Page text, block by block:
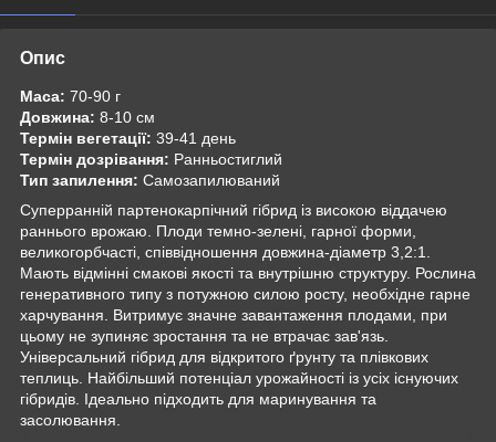
Опис
Маса: 70-90 г
Довжина: 8-10 см
Термін вегетації: 39-41 день
Термін дозрівання: Ранньостиглий
Тип запилення: Самозапилюваний
Суперранній партенокарпічний гібрид із високою віддачею
раннього врожаю. Плоди темно-зелені, гарної форми,
великогорбчасті, співвідношення довжина-діаметр 3,2:1.
Мають відмінні смакові якості та внутрішню структуру. Рослина
генеративного типу з потужною силою росту, необхідне гарне
харчування. Витримує значне завантаження плодами, при
цьому не зупиняє зростання та не втрачає зав'язь.
Універсальний гібрид для відкритого ґрунту та плівкових
теплиць. Найбільший потенціал урожайності із усіх існуючих
гібридів. Ідеально підходить для маринування та
засолювання.